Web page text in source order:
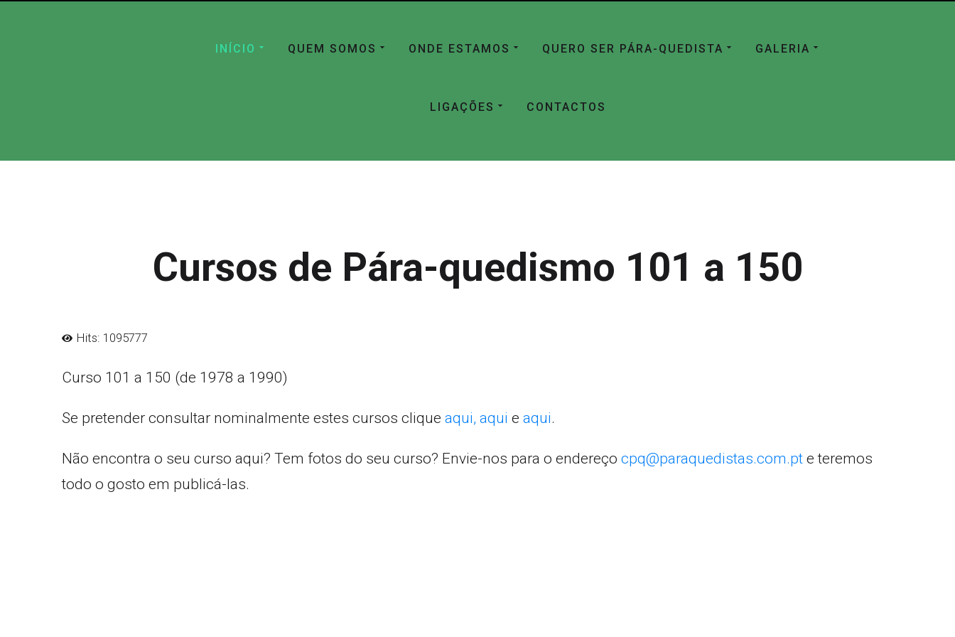
INÍCIO QUEM SOMOS ONDE ESTAMOS QUERO SER PÁRA-QUEDISTA GALERIA
LIGAÇÕES CONTACTOS
Cursos de Pára-quedismo 101 a 150
Hits: 1095777
Curso 101 a 150 (de 1978 a 1990)
Se pretender consultar nominalmente estes cursos clique aqui, aqui e aqui.
Não encontra o seu curso aqui? Tem fotos do seu curso? Envie-nos para o endereço cpq@paraquedistas.com.pt e teremos
todo o gosto em publicá-las.